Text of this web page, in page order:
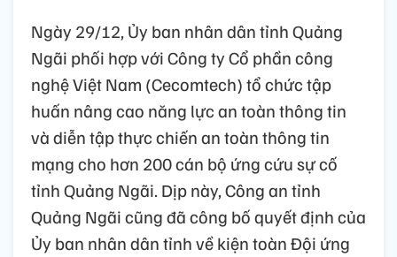
Ngày 29/12, Ủy ban nhân dân tỉnh Quảng
Ngãi phối hợp với Công ty Cổ phần công
nghệ Việt Nam (Cecomtech) tổ chức tập
huấn nâng cao năng lực an toàn thông tin
và diễn tập thực chiến an toàn thông tin
mạng cho hơn 200 cán bộ ứng cứu sự cố
tỉnh Quảng Ngãi. Dịp này, Công an tỉnh
Quảng Ngãi cũng đã công bố quyết định của
Ủy ban nhân dân tỉnh về kiện toàn Đội ứng